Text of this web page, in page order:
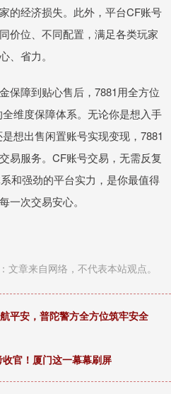
的经济损失。此外，平台CF账号
价位、不同配置，满足各类玩家
、省力。
保障到贴心售后，7881用全方位
维度保障体系。无论你是想入手
想出售闲置账号实现变现，7881
易服务。CF账号交易，无需反复
和强劲的平台实力，是你最值得
一次交易安心。
文章来自网络，不代表本站观点。
平安，普陀警方全方位筑牢安全
官！厦门这一幕幕刷屏